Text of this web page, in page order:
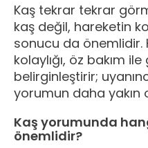
Kaş tekrar tekrar
kaş değil, hareketin
sonucu da önemlidir.
kolaylığı, öz bakım
belirginleştirir;
yorumun daha yakın
Kaş yorumunda
önemlidir?